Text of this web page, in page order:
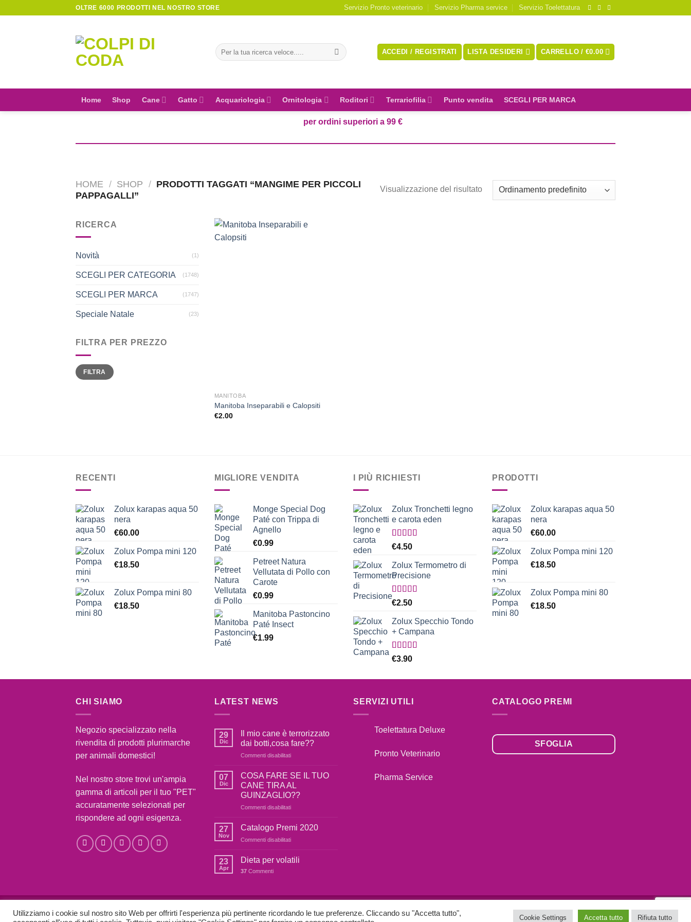
OLTRE 6000 PRODOTTI NEL NOSTRO STORE Servizio Pronto veterinario Servizio Pharma service Servizio Toelettatura
Cerca:
ACCEDI / REGISTRATI LISTA DESIDERI CARRELLO /€0.00
Home Shop Cane Gatto Acquariologia Ornitologia Roditori Terrariofilia Punto vendita SCEGLI PER MARCA
per ordini superiori a 99 €
HOME / SHOP / PRODOTTI TAGGATI “MANGIME PER PICCOLI
PAPPAGALLI”
Visualizzazione del risultato
RICERCA
Novità (1)
SCEGLI PER CATEGORIA (1748)
SCEGLI PER MARCA (1747)
Speciale Natale (23)
FILTRA PER PREZZO
Prezzo
Min
Prezzo
MaxFILTRA
MANITOBA
Manitoba Inseparabili e Calopsiti
€2.00
RECENTI
Zolux karapas aqua 50
nera
€60.00
Zolux Pompa mini 120
€18.50
Zolux Pompa mini 80
€18.50
MIGLIORE VENDITA
Monge Special Dog
Paté con Trippa di
Agnello
€0.99
Petreet Natura
Vellutata di Pollo con
Carote
€0.99
Manitoba Pastoncino
Paté Insect
€1.99
I PIÙ RICHIESTI
Zolux Tronchetti legno
e carota eden
Valutato
€4.50
Zolux Termometro di
Precisione
Valutato
€2.50
Zolux Specchio Tondo
+ Campana
Valutato
€3.90
PRODOTTI
Zolux karapas aqua 50
nera
€60.00
Zolux Pompa mini 120
€18.50
Zolux Pompa mini 80
€18.50
CHI SIAMO
Negozio specializzato nella
rivendita di prodotti plurimarche
per animali domestici!
Nel nostro store trovi un'ampia
gamma di articoli per il tuo "PET"
accuratamente selezionati per
rispondere ad ogni esigenza.
LATEST NEWS
29
Dic
Il mio cane è terrorizzato
dai botti,cosa fare??
Commenti disabilitatisu
mio
cane
è
terrorizzato
dai
fare??
07
Dic
COSA FARE SE IL TUO
CANE TIRA AL
GUINZAGLIO??
Commenti disabilitatisu
FARE
IL
CANE
27
Nov
Catalogo Premi 2020
Commenti disabilitatisu
Premi
23
Apr
Dieta per volatili
37 Commenti
SERVIZI UTILI
Toelettatura Deluxe
Pronto Veterinario
Pharma Service
CATALOGO PREMI
SFOGLIA
Utilizziamo i cookie sul nostro sito Web per offrirti l'esperienza più pertinente ricordando le tue preferenze. Cliccando su "Accetta tutto",
Cookie Settings Accetta tutto Rifiuta tutto